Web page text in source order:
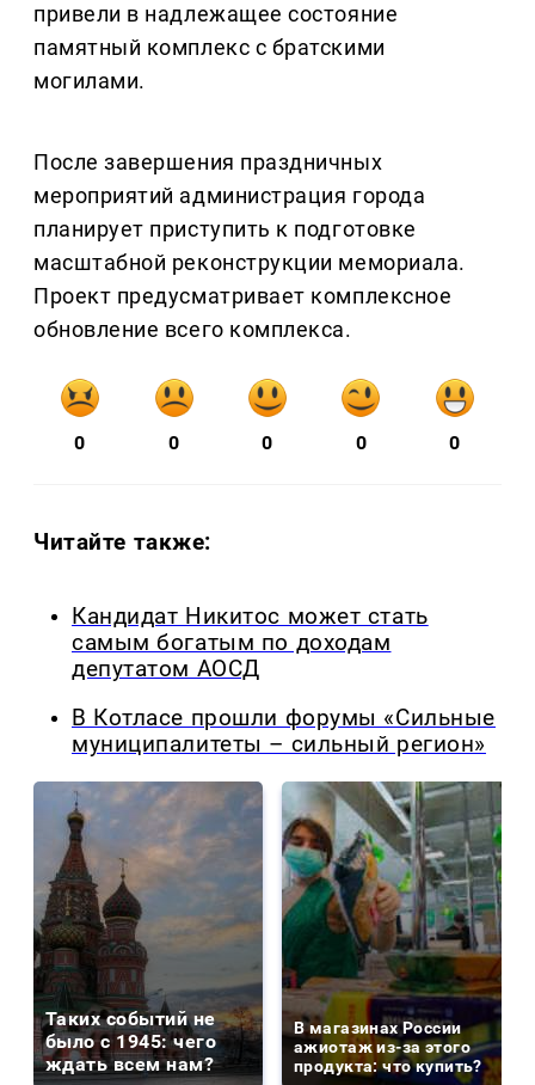
привели в надлежащее состояние
памятный комплекс с братскими
могилами.
После завершения праздничных
мероприятий администрация города
планирует приступить к подготовке
масштабной реконструкции мемориала.
Проект предусматривает комплексное
обновление всего комплекса.
0 0 0 0 0
Читайте также:
Кандидат Никитос может стать
самым богатым по доходам
депутатом АОСД
В Котласе прошли форумы «Сильные
муниципалитеты – сильный регион»
Таких событий не
было с 1945: чего
ждать всем нам?
В магазинах России
ажиотаж из-за этого
продукта: что купить?